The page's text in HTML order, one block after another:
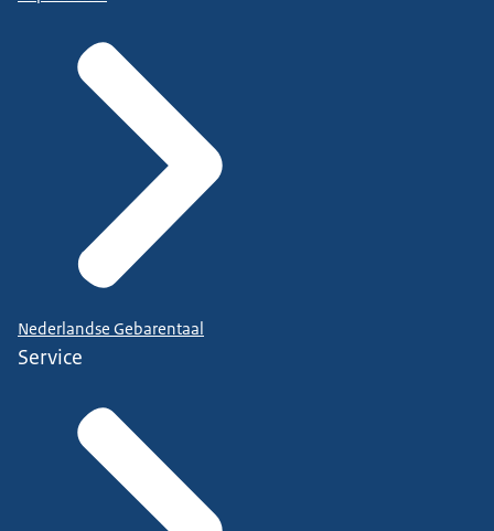
Nederlandse Gebarentaal
Service